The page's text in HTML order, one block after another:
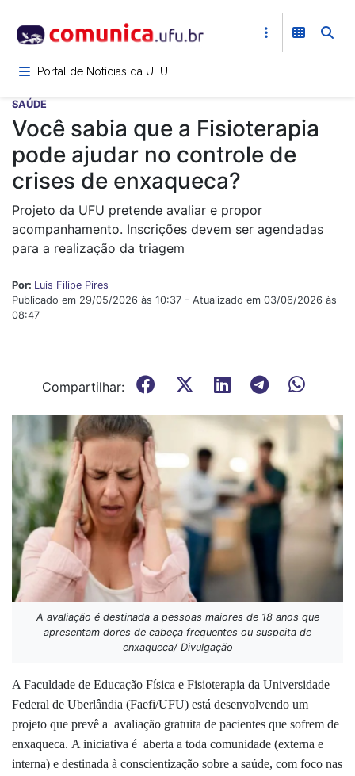
para
conteúdoPortal de Notícias da UFU
SAÚDE
Você sabia que a Fisioterapia
pode ajudar no controle de
crises de enxaqueca?
Projeto da UFU pretende avaliar e propor
acompanhamento. Inscrições devem ser agendadas
para a realização da triagem
Por: Luis Filipe Pires
Publicado em 29/05/2026 às 10:37 - Atualizado em 03/06/2026 às
08:47
Compartilhar:
A avaliação é destinada a pessoas maiores de 18 anos que
apresentam dores de cabeça frequentes ou suspeita de
enxaqueca/ Divulgação
A Faculdade de Educação Física e Fisioterapia da Universidade
Federal de Uberlândia (Faefi/UFU) está desenvolvendo um
projeto que prevê a avaliação gratuita de pacientes que sofrem de
enxaqueca. A iniciativa é aberta a toda comunidade (externa e
interna) e destinada à conscientização sobre a saúde, com foco nas